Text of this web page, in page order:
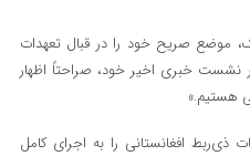
موضع صریح خود را در قبال تعهدات
نشست خبری اخیر خود، صراحتاً اظهار
هستیم.»
ذی‌ربط افغانستانی را به اجرای کامل